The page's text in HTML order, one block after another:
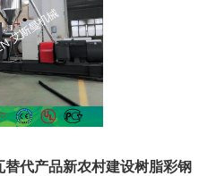
代产品新农村建设树脂彩钢